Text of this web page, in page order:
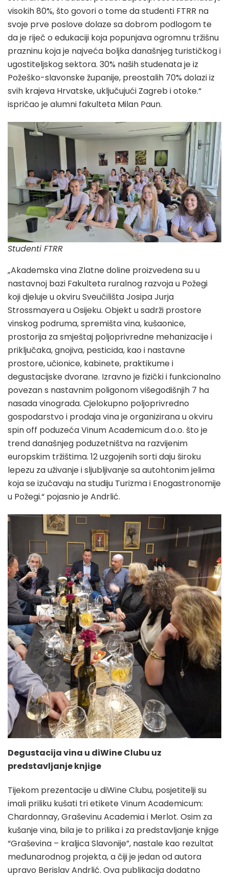
visokih 80%, što govori o tome da studenti FTRR na
svoje prve poslove dolaze sa dobrom podlogom te
da je riječ o edukaciji koja popunjava ogromnu tržišnu
prazninu koja je najveća boljka današnjeg turističkog i
ugostiteljskog sektora. 30% naših studenata je iz
Požeško-slavonske županije, preostalih 70% dolazi iz
svih krajeva Hrvatske, uključujući Zagreb i otoke.“
ispričao je alumni fakulteta Milan Paun.
Studenti FTRR
„Akademska vina Zlatne doline proizvedena su u
nastavnoj bazi Fakulteta ruralnog razvoja u Požegi
koji djeluje u okviru Sveučilišta Josipa Jurja
Strossmayera u Osijeku. Objekt u sadrži prostore
vinskog podruma, spremišta vina, kušaonice,
prostorija za smještaj poljoprivredne mehanizacije i
priključaka, gnojiva, pesticida, kao i nastavne
prostore, učionice, kabinete, praktikume i
degustacijske dvorane. Izravno je fizički i funkcionalno
povezan s nastavnim poligonom višegodišnjih 7 ha
nasada vinograda. Cjelokupno poljoprivredno
gospodarstvo i prodaja vina je organizirana u okviru
spin off poduzeća Vinum Academicum d.o.o. što je
trend današnjeg poduzetništva na razvijenim
europskim tržištima. 12 uzgojenih sorti daju široku
lepezu za uživanje i sljubljivanje sa autohtonim jelima
koja se izučavaju na studiju Turizma i Enogastronomije
u Požegi.“ pojasnio je Andrlić.
Degustacija vina u diWine Clubu uz
predstavljanje knjige
Tijekom prezentacije u diWine Clubu, posjetitelji su
imali priliku kušati tri etikete Vinum Academicum:
Chardonnay, Graševinu Academia i Merlot. Osim za
kušanje vina, bila je to prilika i za predstavljanje knjige
“Graševina – kraljica Slavonije”, nastale kao rezultat
međunarodnog projekta, a čiji je jedan od autora
upravo Berislav Andrlić. Ova publikacija dodatno